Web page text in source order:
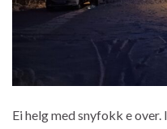
Ei helg med snyfokk e